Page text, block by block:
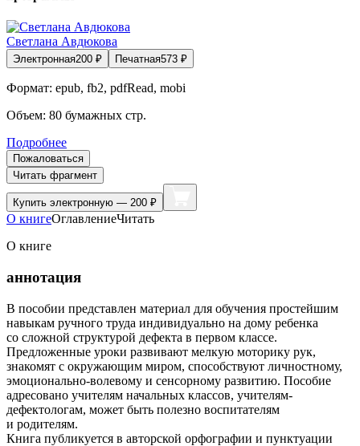
Светлана Авдюкова
Электронная200 ₽ Печатная573 ₽
Формат: epub, fb2, pdfRead, mobi
Объем: 80 бумажных стр.
Подробнее
Пожаловаться
Читать фрагмент
Купить электронную — 200 ₽
О книгеОглавлениеЧитать
О книге
аннотация
В пособии представлен материал для обучения простейшим
навыкам ручного труда индивидуально на дому ребенка
со сложной структурой дефекта в первом классе.
Предложенные уроки развивают мелкую моторику рук,
знакомят с окружающим миром, способствуют личностному,
эмоционально-волевому и сенсорному развитию. Пособие
адресовано учителям начальных классов, учителям-
дефектологам, может быть полезно воспитателям
и родителям.
Книга публикуется в авторской орфографии и пунктуации